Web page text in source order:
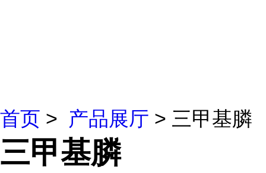
首页 > 产品展厅 > 三甲基膦
三甲基膦